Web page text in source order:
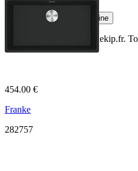
454.00 €
Franke
282757
Plateau en verre
Plan de travail cuisine
Cuisinekip.fr.